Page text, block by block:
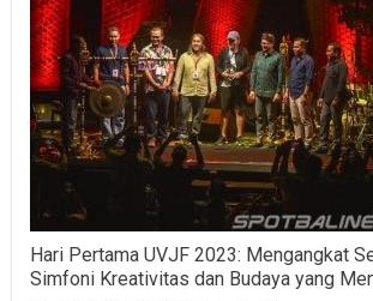
Hari Pertama UVJF 2023: Mengangkat
Simfoni Kreativitas dan Budaya yang